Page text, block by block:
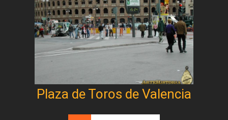
Plaza de Toros de Valencia